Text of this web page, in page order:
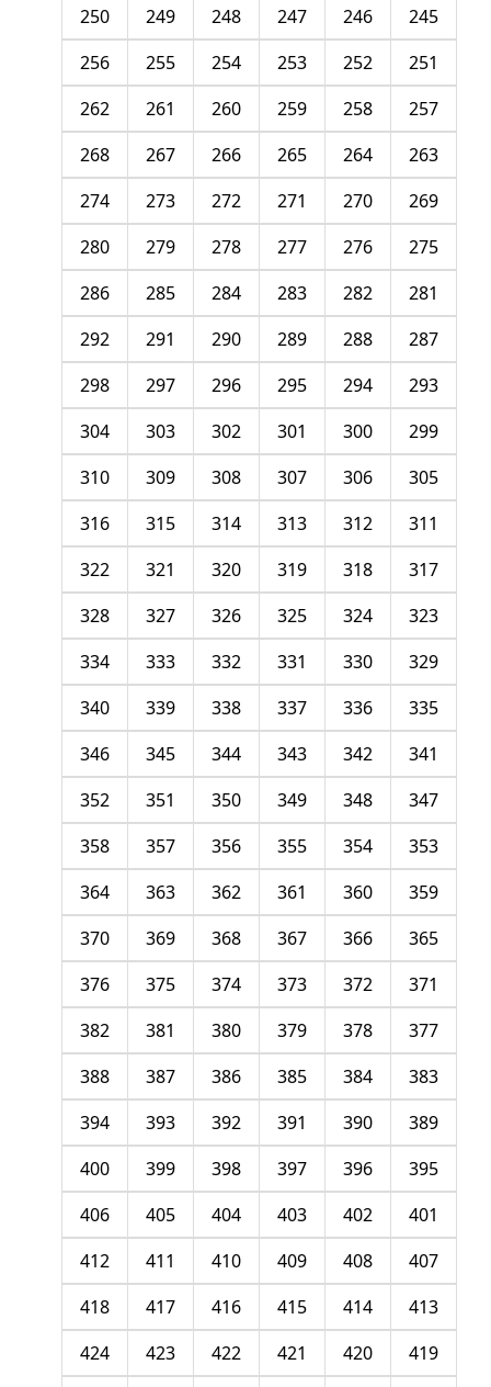
245
246
247
248
249
250
251
252
253
254
255
256
257
258
259
260
261
262
263
264
265
266
267
268
269
270
271
272
273
274
275
276
277
278
279
280
281
282
283
284
285
286
287
288
289
290
291
292
293
294
295
296
297
298
299
300
301
302
303
304
305
306
307
308
309
310
311
312
313
314
315
316
317
318
319
320
321
322
323
324
325
326
327
328
329
330
331
332
333
334
335
336
337
338
339
340
341
342
343
344
345
346
347
348
349
350
351
352
353
354
355
356
357
358
359
360
361
362
363
364
365
366
367
368
369
370
371
372
373
374
375
376
377
378
379
380
381
382
383
384
385
386
387
388
389
390
391
392
393
394
395
396
397
398
399
400
401
402
403
404
405
406
407
408
409
410
411
412
413
414
415
416
417
418
419
420
421
422
423
424